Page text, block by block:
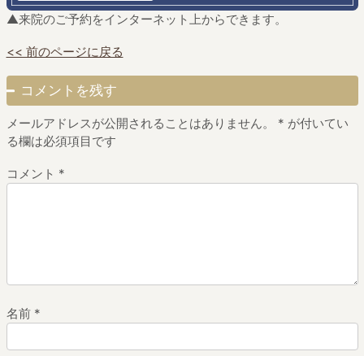
▲来院のご予約をインターネット上からできます。
<< 前のページに戻る
コメントを残す
メールアドレスが公開されることはありません。 * が付いてい
る欄は必須項目です
コメント *
名前 *